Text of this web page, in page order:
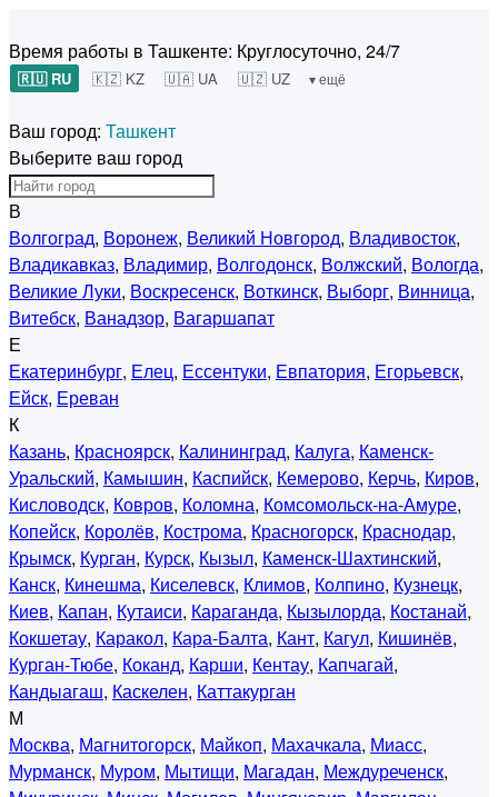
Время работы в Ташкенте: Круглосуточно, 24/7
🇷🇺 RU 🇰🇿 KZ 🇺🇦 UA 🇺🇿 UZ ▾ ещё
Ваш город: Ташкент
Выберите ваш город
В
Волгоград, Воронеж, Великий Новгород, Владивосток,
Владикавказ, Владимир, Волгодонск, Волжский, Вологда,
Великие Луки, Воскресенск, Воткинск, Выборг, Винница,
Витебск, Ванадзор, Вагаршапат
Е
Екатеринбург, Елец, Ессентуки, Евпатория, Егорьевск,
Ейск, Ереван
К
Казань, Красноярск, Калининград, Калуга, Каменск-
Уральский, Камышин, Каспийск, Кемерово, Керчь, Киров,
Кисловодск, Ковров, Коломна, Комсомольск-на-Амуре,
Копейск, Королёв, Кострома, Красногорск, Краснодар,
Крымск, Курган, Курск, Кызыл, Каменск-Шахтинский,
Канск, Кинешма, Киселевск, Климов, Колпино, Кузнецк,
Киев, Капан, Кутаиси, Караганда, Кызылорда, Костанай,
Кокшетау, Каракол, Кара-Балта, Кант, Кагул, Кишинёв,
Курган-Тюбе, Коканд, Карши, Кентау, Капчагай,
Кандыагаш, Каскелен, Каттакурган
М
Москва, Магнитогорск, Майкоп, Махачкала, Миасс,
Мурманск, Муром, Мытищи, Магадан, Междуреченск,